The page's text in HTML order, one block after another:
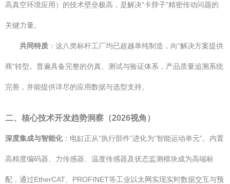
高真空环境应用）的技术壁垒极高，是解决“卡脖子”精密传动问题的
关键力量。
共同特质 ：这八类标杆工厂均已超越单纯制造，向“解决方案提供
商”转型。普遍具备完整的仿真、测试与验证体系，产品质量追溯系统
完善，并能提供详尽的应用数据与选型支持。
二、核心技术开发趋势洞察（2026视角）
深度集成与智能化：电缸正从“执行部件”进化为“智能运动单元”。内置
高精度编码器、力传感器、温度传感器及状态监测模块成为高端标
配，通过EtherCAT、PROFINET等工业以太网实现实时数据交互与预